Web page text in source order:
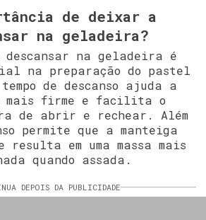
de deixar a
na geladeira?
descansar na geladeira é
na preparação do pastel
de descanso ajuda a
mais firme e facilita o
de abrir e rechear. Além
permite que a manteiga
resulta em uma massa mais
quando assada.
DEPOIS DA PUBLICIDADE